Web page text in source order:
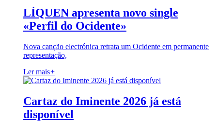
LÍQUEN apresenta novo single
«Perfil do Ocidente»
Nova canção electrónica retrata um Ocidente em permanente
representação,
Ler mais+
Cartaz do Iminente 2026 já está
disponível